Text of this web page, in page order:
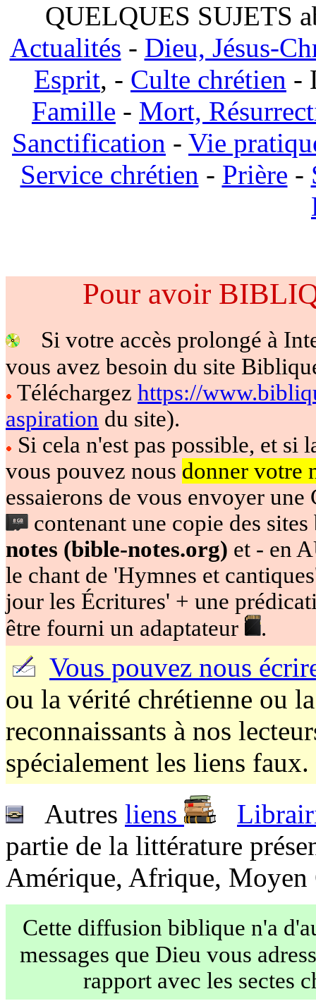
QUELQUES SUJETS
Actualités - Dieu, Jésus-
Esprit, - Culte chrétien -
Famille - Mort,
Sanctification - Vie
Service chrétien - Prière -
Pour avoir
Si votre accès prolongé à
vous avez besoin du site
Téléchargez https://
aspiration du site).
Si cela n'est pas possible, et si
vous pouvez nous donner votre
essaierons de vous envoyer une
contenant une copie des
notes (bible-notes.org) et - en
le chant de 'Hymnes et
jour les Écritures' + une
être fourni un adaptateur
.
Vous pouvez nous
ou la vérité chrétienne ou
reconnaissants à nos
spécialement les liens faux.
Autres liens
partie de la littérature
Amérique, Afrique, Moyen
Cette diffusion biblique n'a
messages que Dieu vous
rapport avec les sectes